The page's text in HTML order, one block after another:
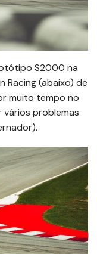
S2000 na
Racing (abaixo) de
muito tempo no
problemas